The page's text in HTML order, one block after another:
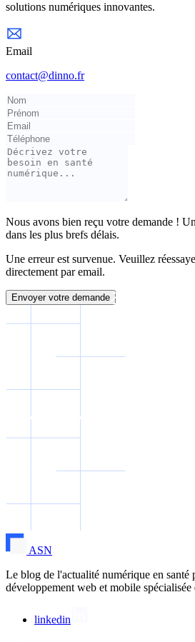
solutions numériques innovantes.
Email
contact@dinno.fr
Nous avons bien reçu votre demande !
dans les plus brefs délais.
Une erreur est survenue. Veuillez
directement par email.
Envoyer votre demande
ASN
Le blog de l'actualité numérique en santé
développement web et mobile spécialisée
linkedin